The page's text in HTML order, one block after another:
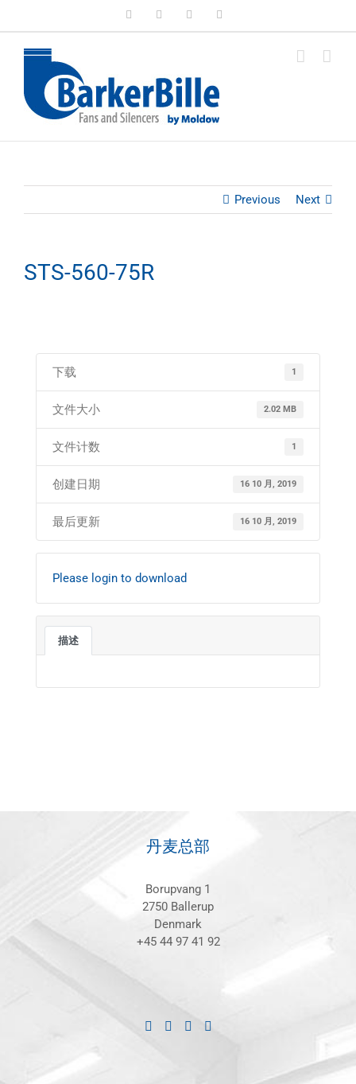
LinkedInFacebookInstagram
Previous Next
STS-560-75R
下载 1
文件大小 2.02 MB
文件计数 1
创建日期 16 10 月, 2019
最后更新 16 10 月, 2019
Please login to download
描述
丹麦总部
Borupvang 1
2750 Ballerup
Denmark
+45 44 97 41 92